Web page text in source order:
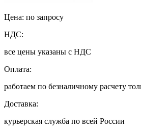
Цена: по запросу
НДС:
все цены указаны с НДС
Оплата:
работаем по безналичному расчету
Доставка:
курьерская служба по всей России